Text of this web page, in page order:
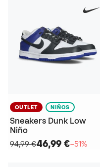
OUTLET NIÑOS
Sneakers Dunk Low
Niño
94,99 €46,99 €−51%